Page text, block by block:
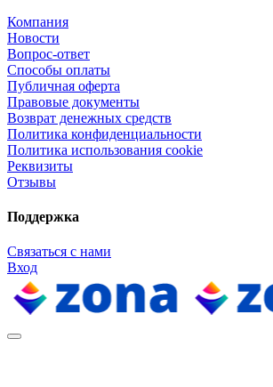
Компания
Новости
Вопрос-ответ
Способы оплаты
Публичная оферта
Правовые документы
Возврат денежных средств
Политика конфиденциальности
Политика использования cookie
Реквизиты
Отзывы
Поддержка
Связаться с нами
Вход